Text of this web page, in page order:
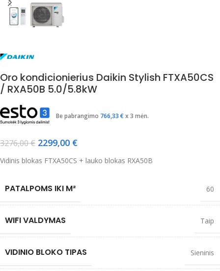
Oro kondicionierius Daikin Stylish FTXA50CS
/ RXA50B 5.0/5.8kW
Be pabrangimo 766,33 € x 3 mėn.
3276,00€ 2299,00 €
Vidinis blokas FTXA50CS + lauko blokas RXA50B
PATALPOMS IKI M² 60
WIFI VALDYMAS Taip
VIDINIO BLOKO TIPAS Sieninis